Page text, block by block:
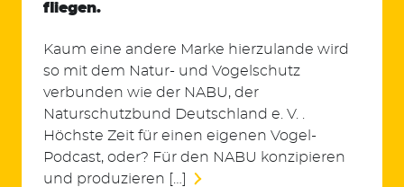
fliegen.
Kaum eine andere Marke hierzulande wird
so mit dem Natur- und Vogelschutz
verbunden wie der NABU, der
Naturschutzbund Deutschland e. V. .
Höchste Zeit für einen eigenen Vogel-
Podcast, oder? Für den NABU konzipieren
und produzieren […]